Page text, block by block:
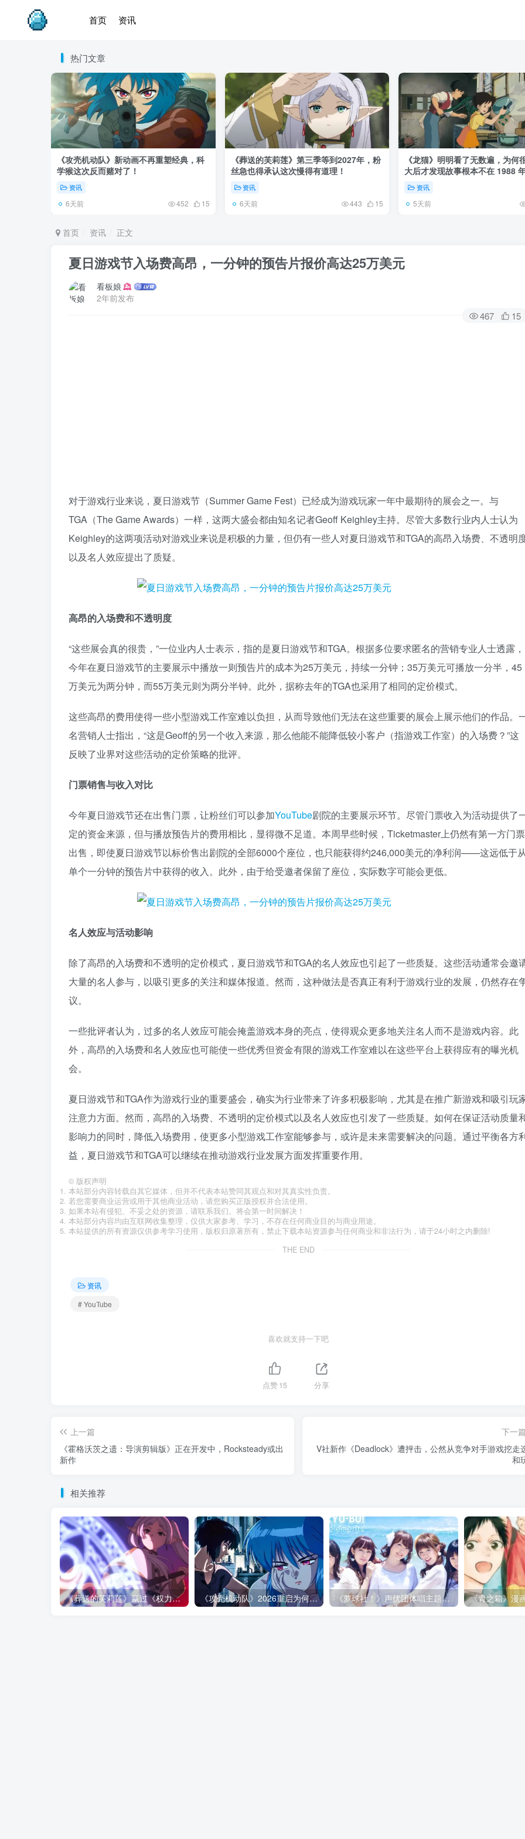
首页 资讯
热门文章
《攻壳机动队》新动画不再重塑经典，科
学猴这次反而赌对了！
资讯
6天前 452 15
《葬送的芙莉莲》第三季等到2027年，粉
丝急也得承认这次慢得有道理！
资讯
6天前 443 15
《龙猫》明明看了无数遍，为何
大后才发现故事根本不在 1988
资讯
5天前
首页 资讯 正文
夏日游戏节入场费高昂，一分钟的预告片报价高达25万美元
看板娘
2年前发布
467 15
对于游戏行业来说，夏日游戏节（Summer Game Fest）已经成为游戏玩家一年中最期待的展会之一。与
TGA（The Game Awards）一样，这两大盛会都由知名记者Geoff Keighley主持。尽管大多数行业内人士认为
Keighley的这两项活动对游戏业来说是积极的力量，但仍有一些人对夏日游戏节和TGA的高昂入场费、不透明
以及名人效应提出了质疑。
高昂的入场费和不透明度
“这些展会真的很贵，”一位业内人士表示，指的是夏日游戏节和TGA。根据多位要求匿名的营销专业人士透露，
今年在夏日游戏节的主要展示中播放一则预告片的成本为25万美元，持续一分钟；35万美元可播放一分半，45
万美元为两分钟，而55万美元则为两分半钟。此外，据称去年的TGA也采用了相同的定价模式。
这些高昂的费用使得一些小型游戏工作室难以负担，从而导致他们无法在这些重要的展会上展示他们的作品。
名营销人士指出，“这是Geoff的另一个收入来源，那么他能不能降低较小客户（指游戏工作室）的入场费？”这
反映了业界对这些活动的定价策略的批评。
门票销售与收入对比
今年夏日游戏节还在出售门票，让粉丝们可以参加YouTube剧院的主要展示环节。尽管门票收入为活动提供了
定的资金来源，但与播放预告片的费用相比，显得微不足道。本周早些时候，Ticketmaster上仍然有第一方门票
出售，即使夏日游戏节以标价售出剧院的全部6000个座位，也只能获得约246,000美元的净利润——这远低于
单个一分钟的预告片中获得的收入。此外，由于给受邀者保留了座位，实际数字可能会更低。
名人效应与活动影响
除了高昂的入场费和不透明的定价模式，夏日游戏节和TGA的名人效应也引起了一些质疑。这些活动通常会邀
大量的名人参与，以吸引更多的关注和媒体报道。然而，这种做法是否真正有利于游戏行业的发展，仍然存在
议。
一些批评者认为，过多的名人效应可能会掩盖游戏本身的亮点，使得观众更多地关注名人而不是游戏内容。此
外，高昂的入场费和名人效应也可能使一些优秀但资金有限的游戏工作室难以在这些平台上获得应有的曝光机
会。
夏日游戏节和TGA作为游戏行业的重要盛会，确实为行业带来了许多积极影响，尤其是在推广新游戏和吸引玩
注意力方面。然而，高昂的入场费、不透明的定价模式以及名人效应也引发了一些质疑。如何在保证活动质量
影响力的同时，降低入场费用，使更多小型游戏工作室能够参与，或许是未来需要解决的问题。通过平衡各方
益，夏日游戏节和TGA可以继续在推动游戏行业发展方面发挥重要作用。
© 版权声明
本站部分内容转载自其它媒体，但并不代表本站赞同其观点和对其真实性负责。
若您需要商业运营或用于其他商业活动，请您购买正版授权并合法使用。
如果本站有侵犯、不妥之处的资源，请联系我们。将会第一时间解决！
本站部分内容均由互联网收集整理，仅供大家参考、学习，不存在任何商业目的与商业用途。
本站提供的所有资源仅供参考学习使用，版权归原著所有，禁止下载本站资源参与任何商业和非法行为，请于24小时之内删除!
THE END
资讯
# YouTube
喜欢就支持一下吧
点赞15 分享
上一篇
《霍格沃茨之遗：导演剪辑版》正在开发中，Rocksteady或出
新作
下一篇
V社新作《Deadlock》遭抨击，公然从竞争对手游戏挖走
和
相关推荐
《葬送的芙莉莲》赢过《权力的游戏》的地方，不是魔法更多！而是从不糊弄代价！ 《攻壳机动队》2026重启为何必须改动原作：忠实从来不是原样照搬！ 《萝球社！》声优团体唱主题曲竟快消失了？别把青春怀念变成逼声优继续当偶像的压力！